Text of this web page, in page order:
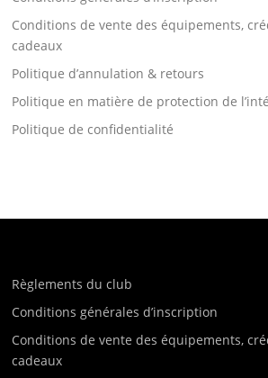
Conditions de vente des équipements,
cadeaux
Politique d’annulation & retours
Politique en matière de protection de
Politique de confidentialité
Règlements du club
Conditions générales d’inscription
Conditions de vente des équipements,
cadeaux